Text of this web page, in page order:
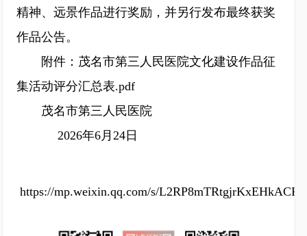
精神、远景作品进行奖励，并另行发布最终获奖
作品公告。
附件：茂名市第三人民医院文化建设作品征
集活动评分汇总表.pdf
茂名市第三人民医院
2026年6月24日
https://mp.weixin.qq.com/s/